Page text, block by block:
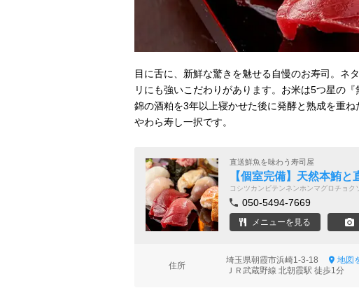
目に舌に、新鮮な驚きを魅せる自慢のお寿司。ネ
リにも強いこだわりがあります。お米は5つ星の
錦の酒粕を3年以上寝かせた後に発酵と熟成を重
やわら寿し一択です。
直送鮮魚を味わう寿司屋
【個室完備】天然本鮪
コシツカンビテンネンホンマグロチョ
050-5494-7669
メニューを見る
住所
埼玉県朝霞市浜崎1-3-18
地図
ＪＲ武蔵野線 北朝霞駅 徒歩1分